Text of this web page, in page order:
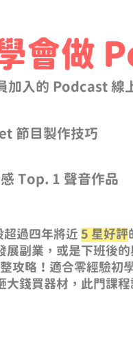
會做
加入的 Podcast 線
節目製作技巧
Top. 1 聲音作品
過四年將近 5 星好評
展副業，或是下班後
攻略！適合零經驗初
大錢買器材，此門課